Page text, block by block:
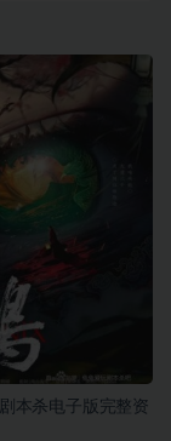
本杀电子版完整资